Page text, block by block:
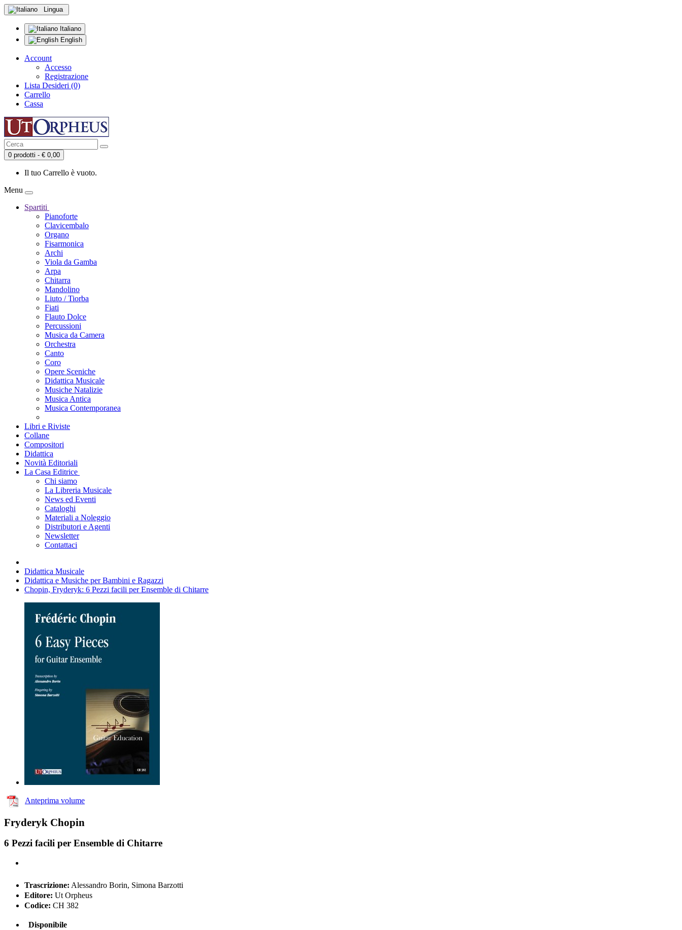
Lingua
Italiano
English
Account
Accesso
Registrazione
Lista Desideri (0)
Carrello
Cassa
0 prodotti - € 0,00
Il tuo Carrello è vuoto.
Menu
Spartiti
Pianoforte
Clavicembalo
Organo
Fisarmonica
Archi
Viola da Gamba
Arpa
Chitarra
Mandolino
Liuto / Tiorba
Fiati
Flauto Dolce
Percussioni
Musica da Camera
Orchestra
Canto
Coro
Opere Sceniche
Didattica Musicale
Musiche Natalizie
Musica Antica
Musica Contemporanea
Libri e Riviste
Collane
Compositori
Didattica
Novità Editoriali
La Casa Editrice
Chi siamo
La Libreria Musicale
News ed Eventi
Cataloghi
Materiali a Noleggio
Distributori e Agenti
Newsletter
Contattaci
Didattica Musicale
Didattica e Musiche per Bambini e Ragazzi
Chopin, Fryderyk: 6 Pezzi facili per Ensemble di Chitarre
Anteprima volume
Fryderyk Chopin
6 Pezzi facili per Ensemble di Chitarre
Trascrizione: Alessandro Borin, Simona Barzotti
Editore: Ut Orpheus
Codice: CH 382
Disponibile